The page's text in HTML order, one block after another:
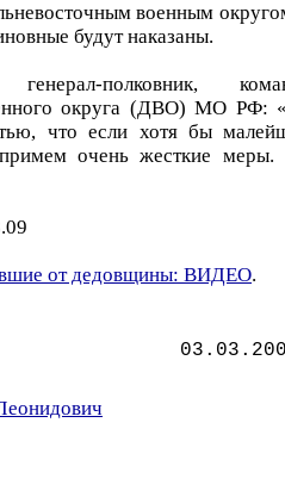
военным
будут наказаны.
полковник,
округа (ДВО) МО РФ:
что если хотя бы
очень жесткие
от дедовщины: ВИДЕО.